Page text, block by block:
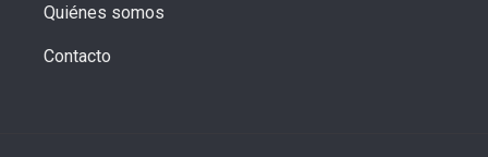
Quiénes somos
Contacto